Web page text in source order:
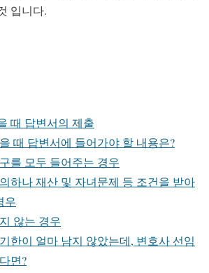
입니다.
때 답변서의 제출
때 답변서에 들어가야 할 내용은?
를 모두 들어주는 경우
하나 재산 및 자녀문제 등 조건을 받아
우
않는 경우
한이 얼마 남지 않았는데, 변호사 선임
면?